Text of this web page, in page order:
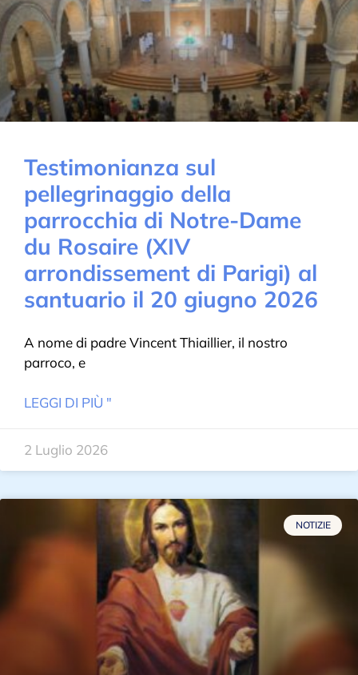
Testimonianza sul
pellegrinaggio della
parrocchia di Notre-Dame
du Rosaire (XIV
arrondissement di Parigi) al
santuario il 20 giugno 2026
A nome di padre Vincent Thiaillier, il nostro
parroco, e
LEGGI DI PIÙ "
2 Luglio 2026
NOTIZIE